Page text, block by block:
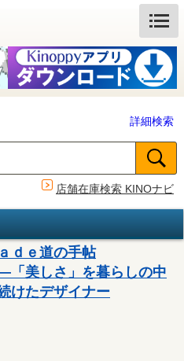
詳細検索
店舗在庫検索 KINOナビ
ｄｅ道の手帖
「美しさ」を暮らしの中
けたデザイナー